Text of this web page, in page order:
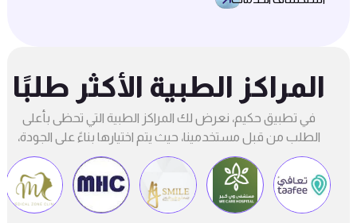
المراكز الطبية الأكثر طلبًا
في تطبيق حكيم، نعرض لك المراكز الطبية التي تحظى بأعلى
الطلب من قبل مستخدمينا، حيث يتم اختيارها بناءً على الجودة،
السمعة، والاحتياجات الأكثر شيوعًا